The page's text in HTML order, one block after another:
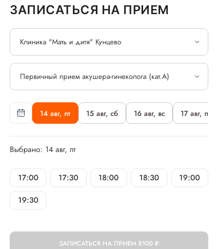
ЗАПИСАТЬСЯ НА ПРИЕМ
14 авг, пт 15 авг, сб 16 авг, вс 17 авг, пн
Выбрано: 14 авг, пт
17:00 17:30 18:00 18:30
19:00
19:30
Клиника "Мать и дитя" Кунцево
Первичный прием акушера-гинеколога (кат.А)
ЗАПИСАТЬСЯ НА ПРИЕМ 8100 ₽